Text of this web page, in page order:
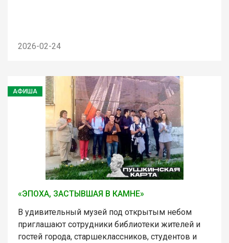
2026-02-24
АФИША
«ЭПОХА, ЗАСТЫВШАЯ В КАМНЕ»
В удивительный музей под открытым небом
приглашают сотрудники библиотеки жителей и
гостей города, старшеклассников, студентов и